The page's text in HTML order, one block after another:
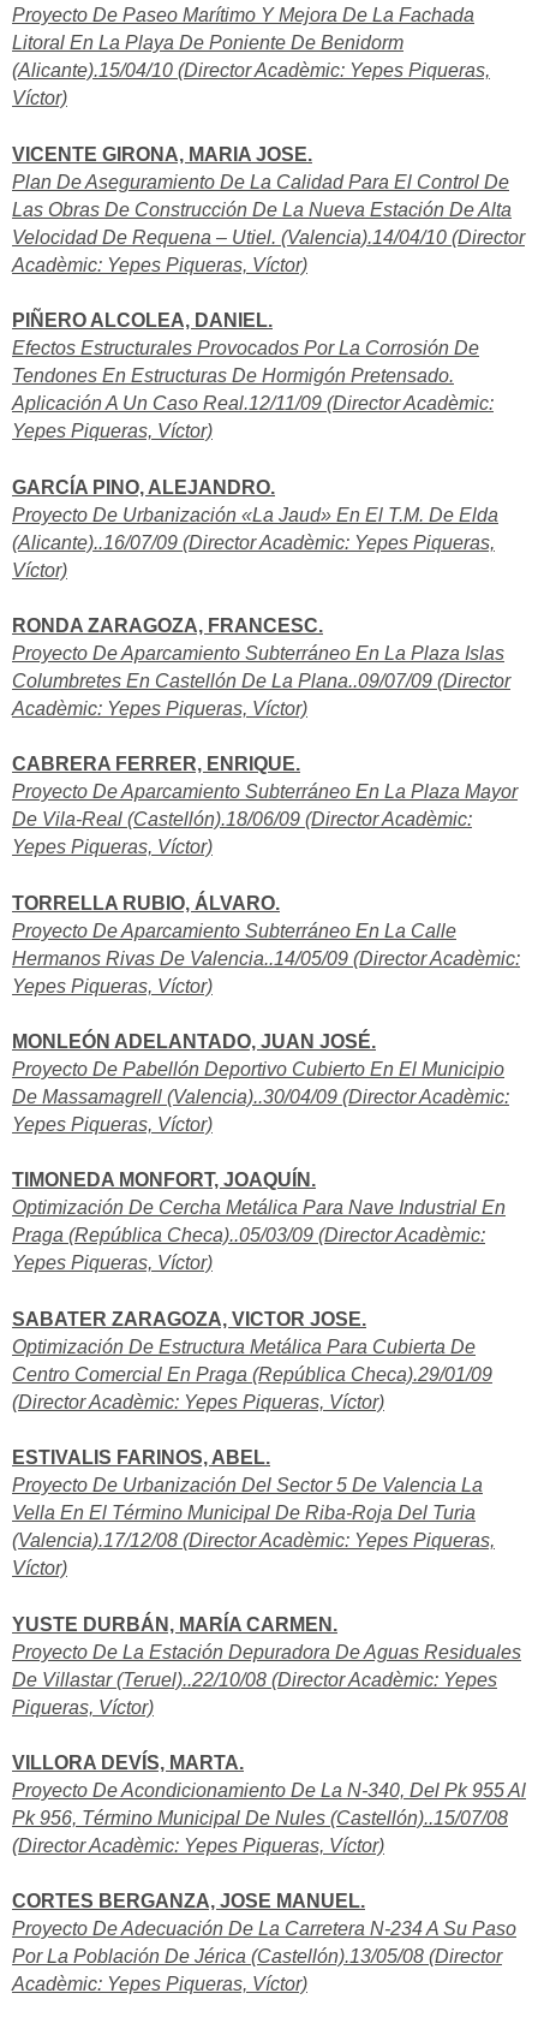
Proyecto De Paseo Marítimo Y Mejora De La Fachada
Litoral En La Playa De Poniente De Benidorm
(Alicante).15/04/10 (Director Acadèmic: Yepes Piqueras,
Víctor)
VICENTE GIRONA, MARIA JOSE.
Plan De Aseguramiento De La Calidad Para El Control De
Las Obras De Construcción De La Nueva Estación De Alta
Velocidad De Requena – Utiel. (Valencia).14/04/10 (Director
Acadèmic: Yepes Piqueras, Víctor)
PIÑERO ALCOLEA, DANIEL.
Efectos Estructurales Provocados Por La Corrosión De
Tendones En Estructuras De Hormigón Pretensado.
Aplicación A Un Caso Real.12/11/09 (Director Acadèmic:
Yepes Piqueras, Víctor)
GARCÍA PINO, ALEJANDRO.
Proyecto De Urbanización «La Jaud» En El T.M. De Elda
(Alicante)..16/07/09 (Director Acadèmic: Yepes Piqueras,
Víctor)
RONDA ZARAGOZA, FRANCESC.
Proyecto De Aparcamiento Subterráneo En La Plaza Islas
Columbretes En Castellón De La Plana..09/07/09 (Director
Acadèmic: Yepes Piqueras, Víctor)
CABRERA FERRER, ENRIQUE.
Proyecto De Aparcamiento Subterráneo En La Plaza Mayor
De Vila-Real (Castellón).18/06/09 (Director Acadèmic:
Yepes Piqueras, Víctor)
TORRELLA RUBIO, ÁLVARO.
Proyecto De Aparcamiento Subterráneo En La Calle
Hermanos Rivas De Valencia..14/05/09 (Director Acadèmic:
Yepes Piqueras, Víctor)
MONLEÓN ADELANTADO, JUAN JOSÉ.
Proyecto De Pabellón Deportivo Cubierto En El Municipio
De Massamagrell (Valencia)..30/04/09 (Director Acadèmic:
Yepes Piqueras, Víctor)
TIMONEDA MONFORT, JOAQUÍN.
Optimización De Cercha Metálica Para Nave Industrial En
Praga (República Checa)..05/03/09 (Director Acadèmic:
Yepes Piqueras, Víctor)
SABATER ZARAGOZA, VICTOR JOSE.
Optimización De Estructura Metálica Para Cubierta De
Centro Comercial En Praga (República Checa).29/01/09
(Director Acadèmic: Yepes Piqueras, Víctor)
ESTIVALIS FARINOS, ABEL.
Proyecto De Urbanización Del Sector 5 De Valencia La
Vella En El Término Municipal De Riba-Roja Del Turia
(Valencia).17/12/08 (Director Acadèmic: Yepes Piqueras,
Víctor)
YUSTE DURBÁN, MARÍA CARMEN.
Proyecto De La Estación Depuradora De Aguas Residuales
De Villastar (Teruel)..22/10/08 (Director Acadèmic: Yepes
Piqueras, Víctor)
VILLORA DEVÍS, MARTA.
Proyecto De Acondicionamiento De La N-340, Del Pk 955 Al
Pk 956, Término Municipal De Nules (Castellón)..15/07/08
(Director Acadèmic: Yepes Piqueras, Víctor)
CORTES BERGANZA, JOSE MANUEL.
Proyecto De Adecuación De La Carretera N-234 A Su Paso
Por La Población De Jérica (Castellón).13/05/08 (Director
Acadèmic: Yepes Piqueras, Víctor)